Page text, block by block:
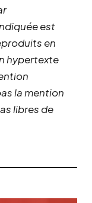
est
en
hypertexte
la mention
libres de